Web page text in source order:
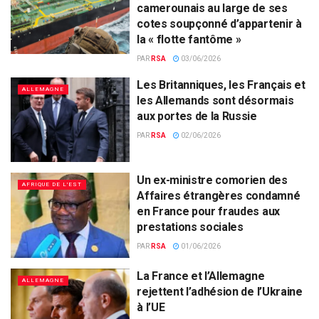
camerounais au large de ses
cotes soupçonné d’appartenir à
la « flotte fantôme »
PAR RSA 03/06/2026
ALLEMAGNE
Les Britanniques, les Français et
les Allemands sont désormais
aux portes de la Russie
PAR RSA 02/06/2026
AFRIQUE DE L'EST
Un ex-ministre comorien des
Affaires étrangères condamné
en France pour fraudes aux
prestations sociales
PAR RSA 01/06/2026
ALLEMAGNE
La France et l’Allemagne
rejettent l’adhésion de l’Ukraine
à l’UE